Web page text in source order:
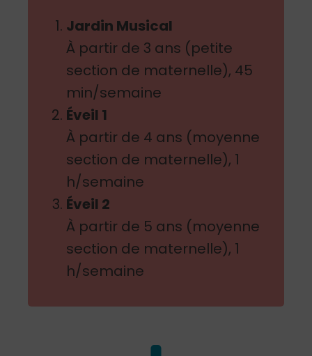
Jardin Musical
À partir de 3 ans (petite
section de maternelle), 45
min/semaine
Éveil 1
À partir de 4 ans (moyenne
section de maternelle), 1
h/semaine
Éveil 2
À partir de 5 ans (moyenne
section de maternelle), 1
h/semaine